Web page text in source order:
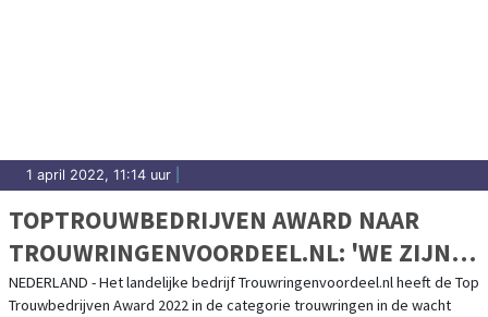
1 april 2022, 11:14 uur
TOPTROUWBEDRIJVEN AWARD NAAR
TROUWRINGENVOORDEEL.NL: 'WE ZIJN
SUPERTROTS'
NEDERLAND - Het landelijke bedrijf Trouwringenvoordeel.nl heeft de Top
Trouwbedrijven Award 2022 in de categorie trouwringen in de wacht